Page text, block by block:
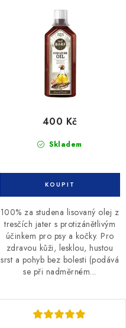
Skladem
400 Kč
100% za studena lisovaný olej z
tresčích jater s protizánětlivým
účinkem pro psy a kočky. Pro
zdravou kůži, lesklou, hustou
srst a pohyb bez bolesti (podává
se při nadměrném...